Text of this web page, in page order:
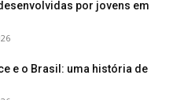
por jovens em
e o Brasil: uma história de